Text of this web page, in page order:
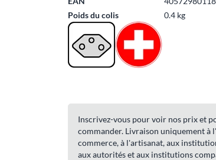
Poids du colis
0.4 kg
Inscrivez-vous pour voir nos prix et
commander. Livraison uniquement à
commerce, à l'artisanat, aux
aux autorités et aux institutions